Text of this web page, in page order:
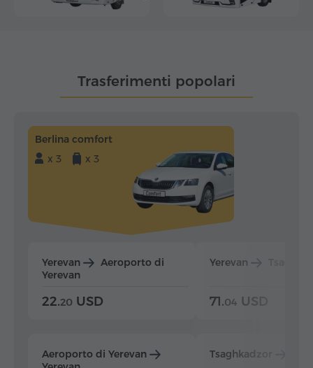
Trasferimenti popolari
Berlina comfort
x 3
x 3
Yerevan
Aeroporto di
Yerevan
22.20 USD
Aeroporto di Yerevan
Yerevan
71.04 USD
Tsaghkadzor